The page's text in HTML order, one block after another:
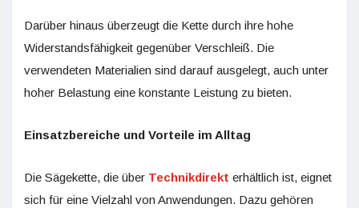
Darüber hinaus überzeugt die Kette durch ihre hohe
Widerstandsfähigkeit gegenüber Verschleiß. Die
verwendeten Materialien sind darauf ausgelegt, auch unter
hoher Belastung eine konstante Leistung zu bieten.
Einsatzbereiche und Vorteile im Alltag
Die Sägekette, die über Technikdirekt erhältlich ist, eignet
sich für eine Vielzahl von Anwendungen. Dazu gehören